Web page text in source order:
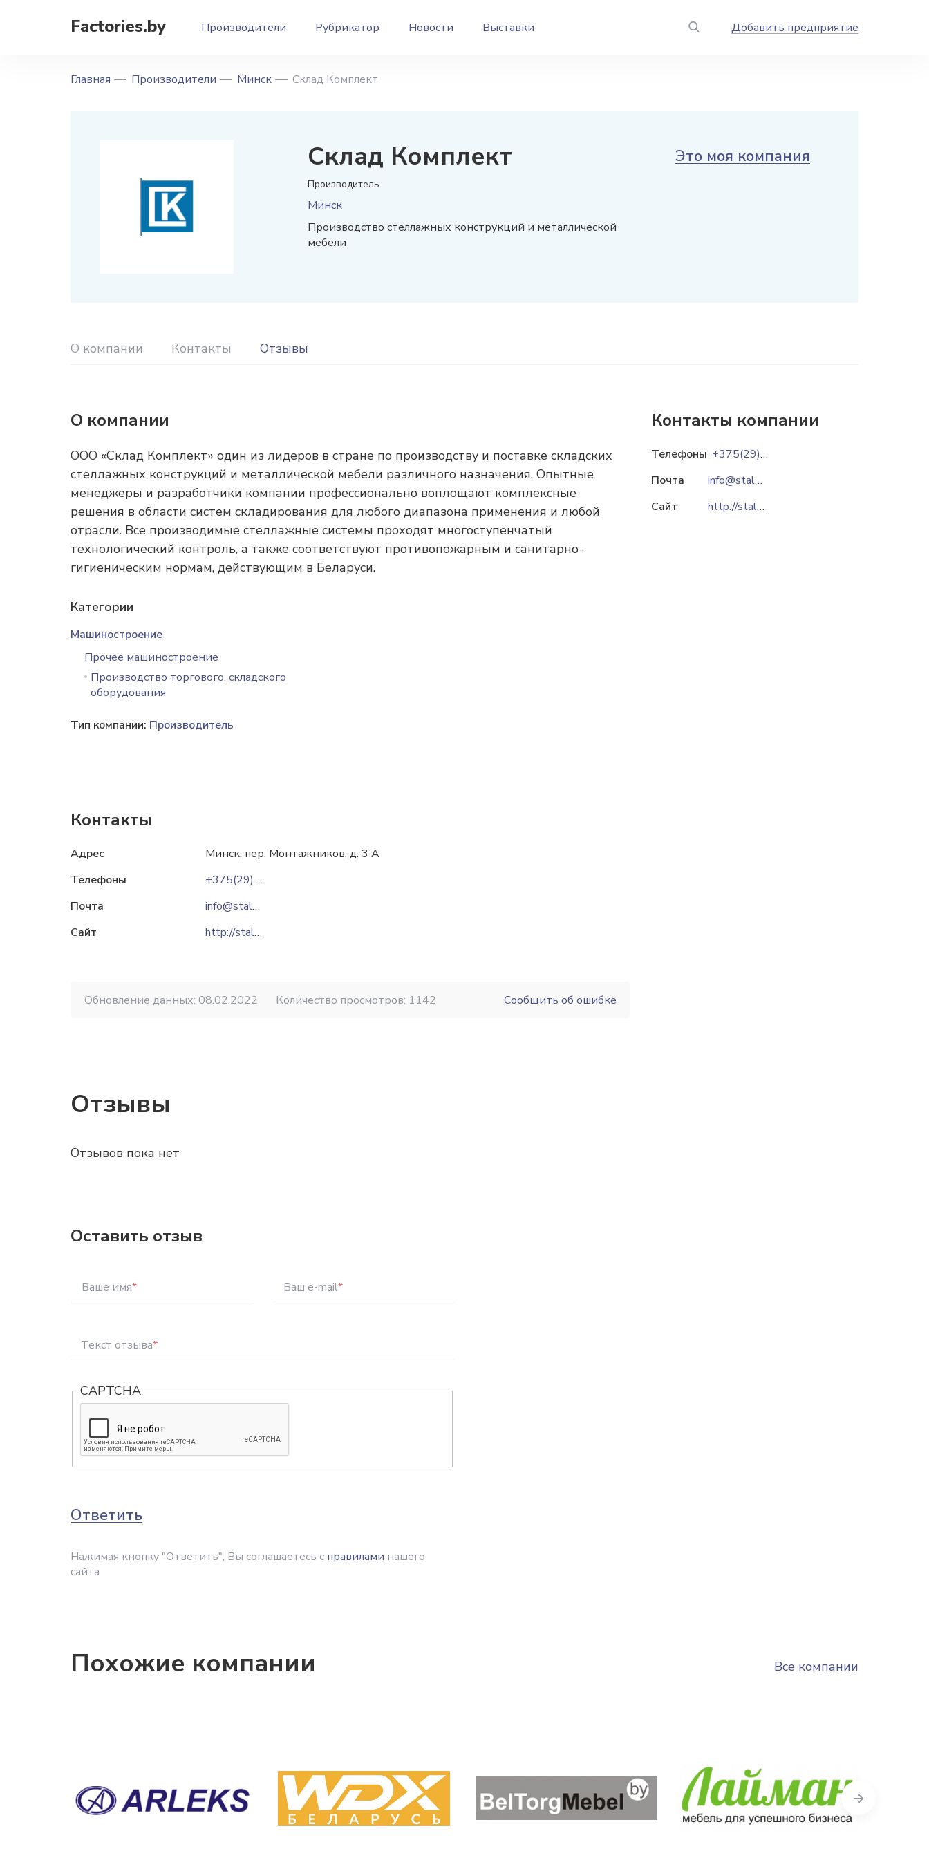
Factories.by Производители Рубрикатор Новости Выставки Добавить предприятие
Главная Производители Минск Склад Комплект
Склад Комплект
Производитель
Минск
Производство стеллажных конструкций и металлической
мебели
Это моя компания
О компании Контакты Отзывы
О компании
ООО «Склад Комплект» один из лидеров в стране по производству и поставке складских
стеллажных конструкций и металлической мебели различного назначения. Опытные
менеджеры и разработчики компании профессионально воплощают комплексные
решения в области систем складирования для любого диапазона применения и любой
отрасли. Все производимые стеллажные системы проходят многоступенчатый
технологический контроль, а также соответствуют противопожарным и санитарно-
гигиеническим нормам, действующим в Беларуси.
Категории
Машиностроение
Прочее машиностроение
Производство торгового, складского
оборудования
Тип компании: Производитель
Контакты
Адрес
Минск, пер. Монтажников, д. 3 А
Телефоны
+375(29)349-00-43
Почта
info@stals.by
Сайт
http://stals.by
Обновление данных: 08.02.2022 Количество просмотров: 1142 Сообщить об ошибке
Отзывы
Отзывов пока нет
Оставить отзыв
Ваше имя* Ваш e-mail*
Текст отзыва*
CAPTCHA
Ответить
Нажимая кнопку "Ответить", Вы соглашаетесь с правилами нашего
сайта
Контакты компании
Телефоны
+375(29)349-00-43
Почта
info@stals.by
Сайт
http://stals.by
Похожие компании Все компании